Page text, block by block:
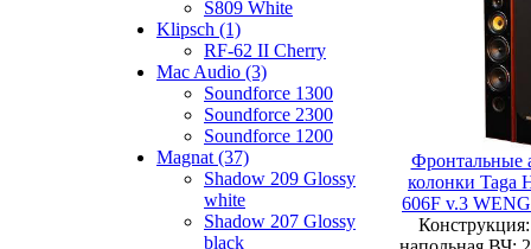
S809 White
Klipsch (1)
RF-62 II Cherry
Mac Audio (3)
Soundforce 1300
Soundforce 2300
Soundforce 1200
Magnat (37)
Shadow 209 Glossy
white
Shadow 207 Glossy
black
Фронтальные
колонки Taga
606F v.3